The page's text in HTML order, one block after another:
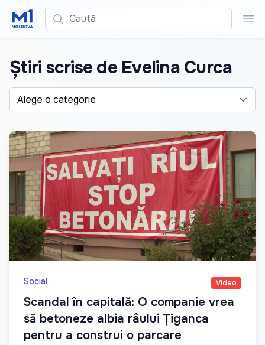
Caută
Știri scrise de Evelina Curca
Alege o categorie
Social Video
Scandal în capitală: O companie vrea
să betoneze albia râului Țiganca
pentru a construi o parcare